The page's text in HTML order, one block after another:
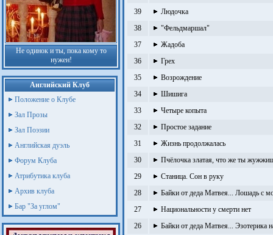
Не одинок и ты, пока кому то
нужен!
Английский Клуб
Положение о Клубе
Зал Прозы
Зал Поэзии
Английская дуэль
Форум Клуба
Атрибутика клуба
Архив клуба
Бар "За углом"
39
Людочка
38
"Фельдмаршал"
37
Жадоба
36
Грех
35
Возрождение
34
Шишига
33
Четыре копыта
32
Простое задание
31
Жизнь продолжалась
30
Пчёлочка златая, что же ты
29
Станица. Сон в руку
28
Байки от деда Матвея... Лошадь с
27
Национальности у смерти нет
26
Байки от деда Матвея... Эзотерика